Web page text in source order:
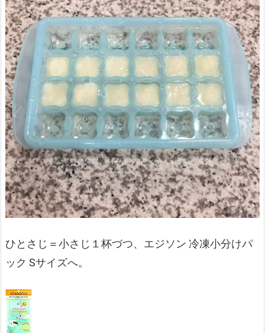
ひとさじ＝小さじ１杯づつ、エジソン 冷凍小分けパ
ック Sサイズへ。